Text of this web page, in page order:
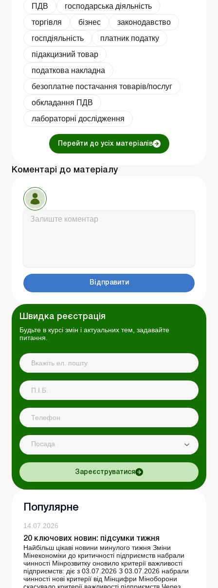
ПДВ
господарська діяльність
торгівля
бізнес
законодавство
госпдіяльність
платник податку
підакцизний товар
податкова накладна
безоплатне постачання товарів/послуг
обкладання ПДВ
лабораторні дослідження
Перейти до усіх матеріалів
Коментарі до матеріалу
Відправити
Швидка реєстрація
Будьте в курсі змін і актуальних тем, задавайте
питання.
Посада
Зареєструватися
Популярне
14.07.2026
20 ключових новин: підсумки тижня
Найбільш цікаві новини минулого тижня Зміни
Мінекономіки до критичності підприємств набрали
чинності Мінрозвитку оновило критерії важливості
підприємств: діє з 03.07.2026 З 03.07.2026 набрали
чинності нові критерії від Мінцифри Міноборони
скасувало критерії важливості підприємств Через